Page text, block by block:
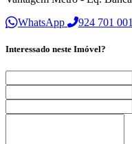
WhatsApp
924 701 001
Interessado neste Imóvel?